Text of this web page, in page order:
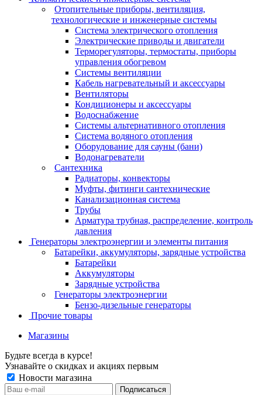
Отопительные приборы, вентиляция,
технологические и инженерные системы
Система электрического отопления
Электрические приводы и двигатели
Терморегуляторы, термостаты, приборы
управления обогревом
Системы вентиляции
Кабель нагревательный и аксессуары
Вентиляторы
Кондиционеры и аксессуары
Водоснабжение
Системы альтернативного отопления
Система водяного отопления
Оборудование для сауны (бани)
Водонагреватели
Сантехника
Радиаторы, конвекторы
Муфты, фитинги сантехнические
Канализационная система
Трубы
Арматура трубная, распределение, контроль
давления
Генераторы электроэнергии и элементы питания
Батарейки, аккумуляторы, зарядные устройства
Батарейки
Аккумуляторы
Зарядные устройства
Генераторы электроэнергии
Бензо-дизельные генераторы
Прочие товары
Магазины
Будьте всегда в курсе!
Узнавайте о скидках и акциях первым
Новости магазина